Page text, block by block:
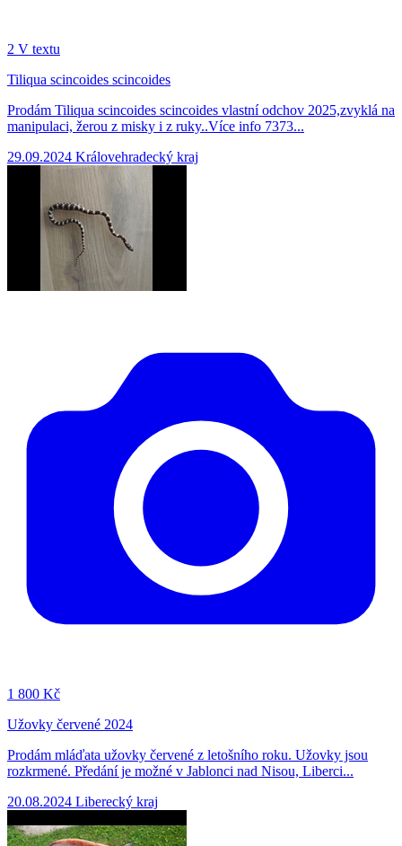
2 V textu
Tiliqua scincoides scincoides
Prodám Tiliqua scincoides scincoides vlastní odchov 2025,zvyklá na
manipulaci, žerou z misky i z ruky..Více info 7373...
29.09.2024 Královehradecký kraj
1 800 Kč
Užovky červené 2024
Prodám mláďata užovky červené z letošního roku. Užovky jsou
rozkrmené. Předání je možné v Jablonci nad Nisou, Liberci...
20.08.2024 Liberecký kraj